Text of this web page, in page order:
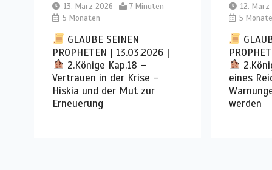
13. März 2026
7 Minuten
5 Monaten
GLAUBE SEINEN
PROPHETEN | 13.03.2026 |
2.Könige Kap.18 –
Vertrauen in der Krise –
Hiskia und der Mut zur
Erneuerung
12.
5
eines
werden